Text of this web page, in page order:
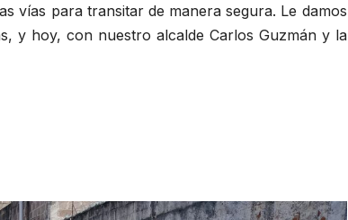
vías para transitar de manera segura. Le damos
y hoy, con nuestro alcalde Carlos Guzmán y la